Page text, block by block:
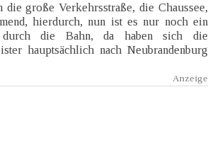
die große Verkehrsstraße, die Chaussee,
hierdurch, nun ist es nur noch ein
durch die Bahn, da haben sich die
hauptsächlich nach Neubrandenburg